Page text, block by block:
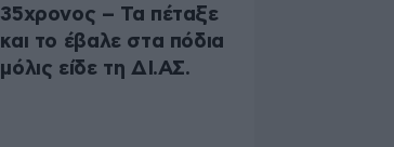
35χρονος – Τα πέταξε
και το έβαλε στα πόδια
μόλις είδε τη ΔΙ.ΑΣ.